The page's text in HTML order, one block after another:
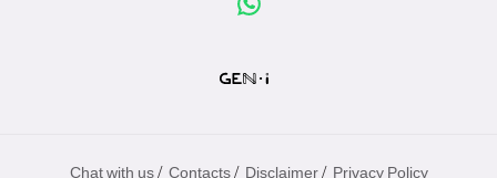
Chat with us / Contacts / Disclaimer / Privacy Policy